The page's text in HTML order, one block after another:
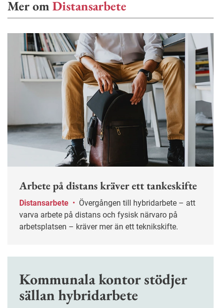
Mer omDistansarbete
Arbete på distans kräver ett tankeskifte
Distansarbete •
varva arbete på distans och fysisk närvaro på
arbetsplatsen – kräver mer än ett teknikskifte.
Kommunala kontor stödjer
sällan hybridarbete